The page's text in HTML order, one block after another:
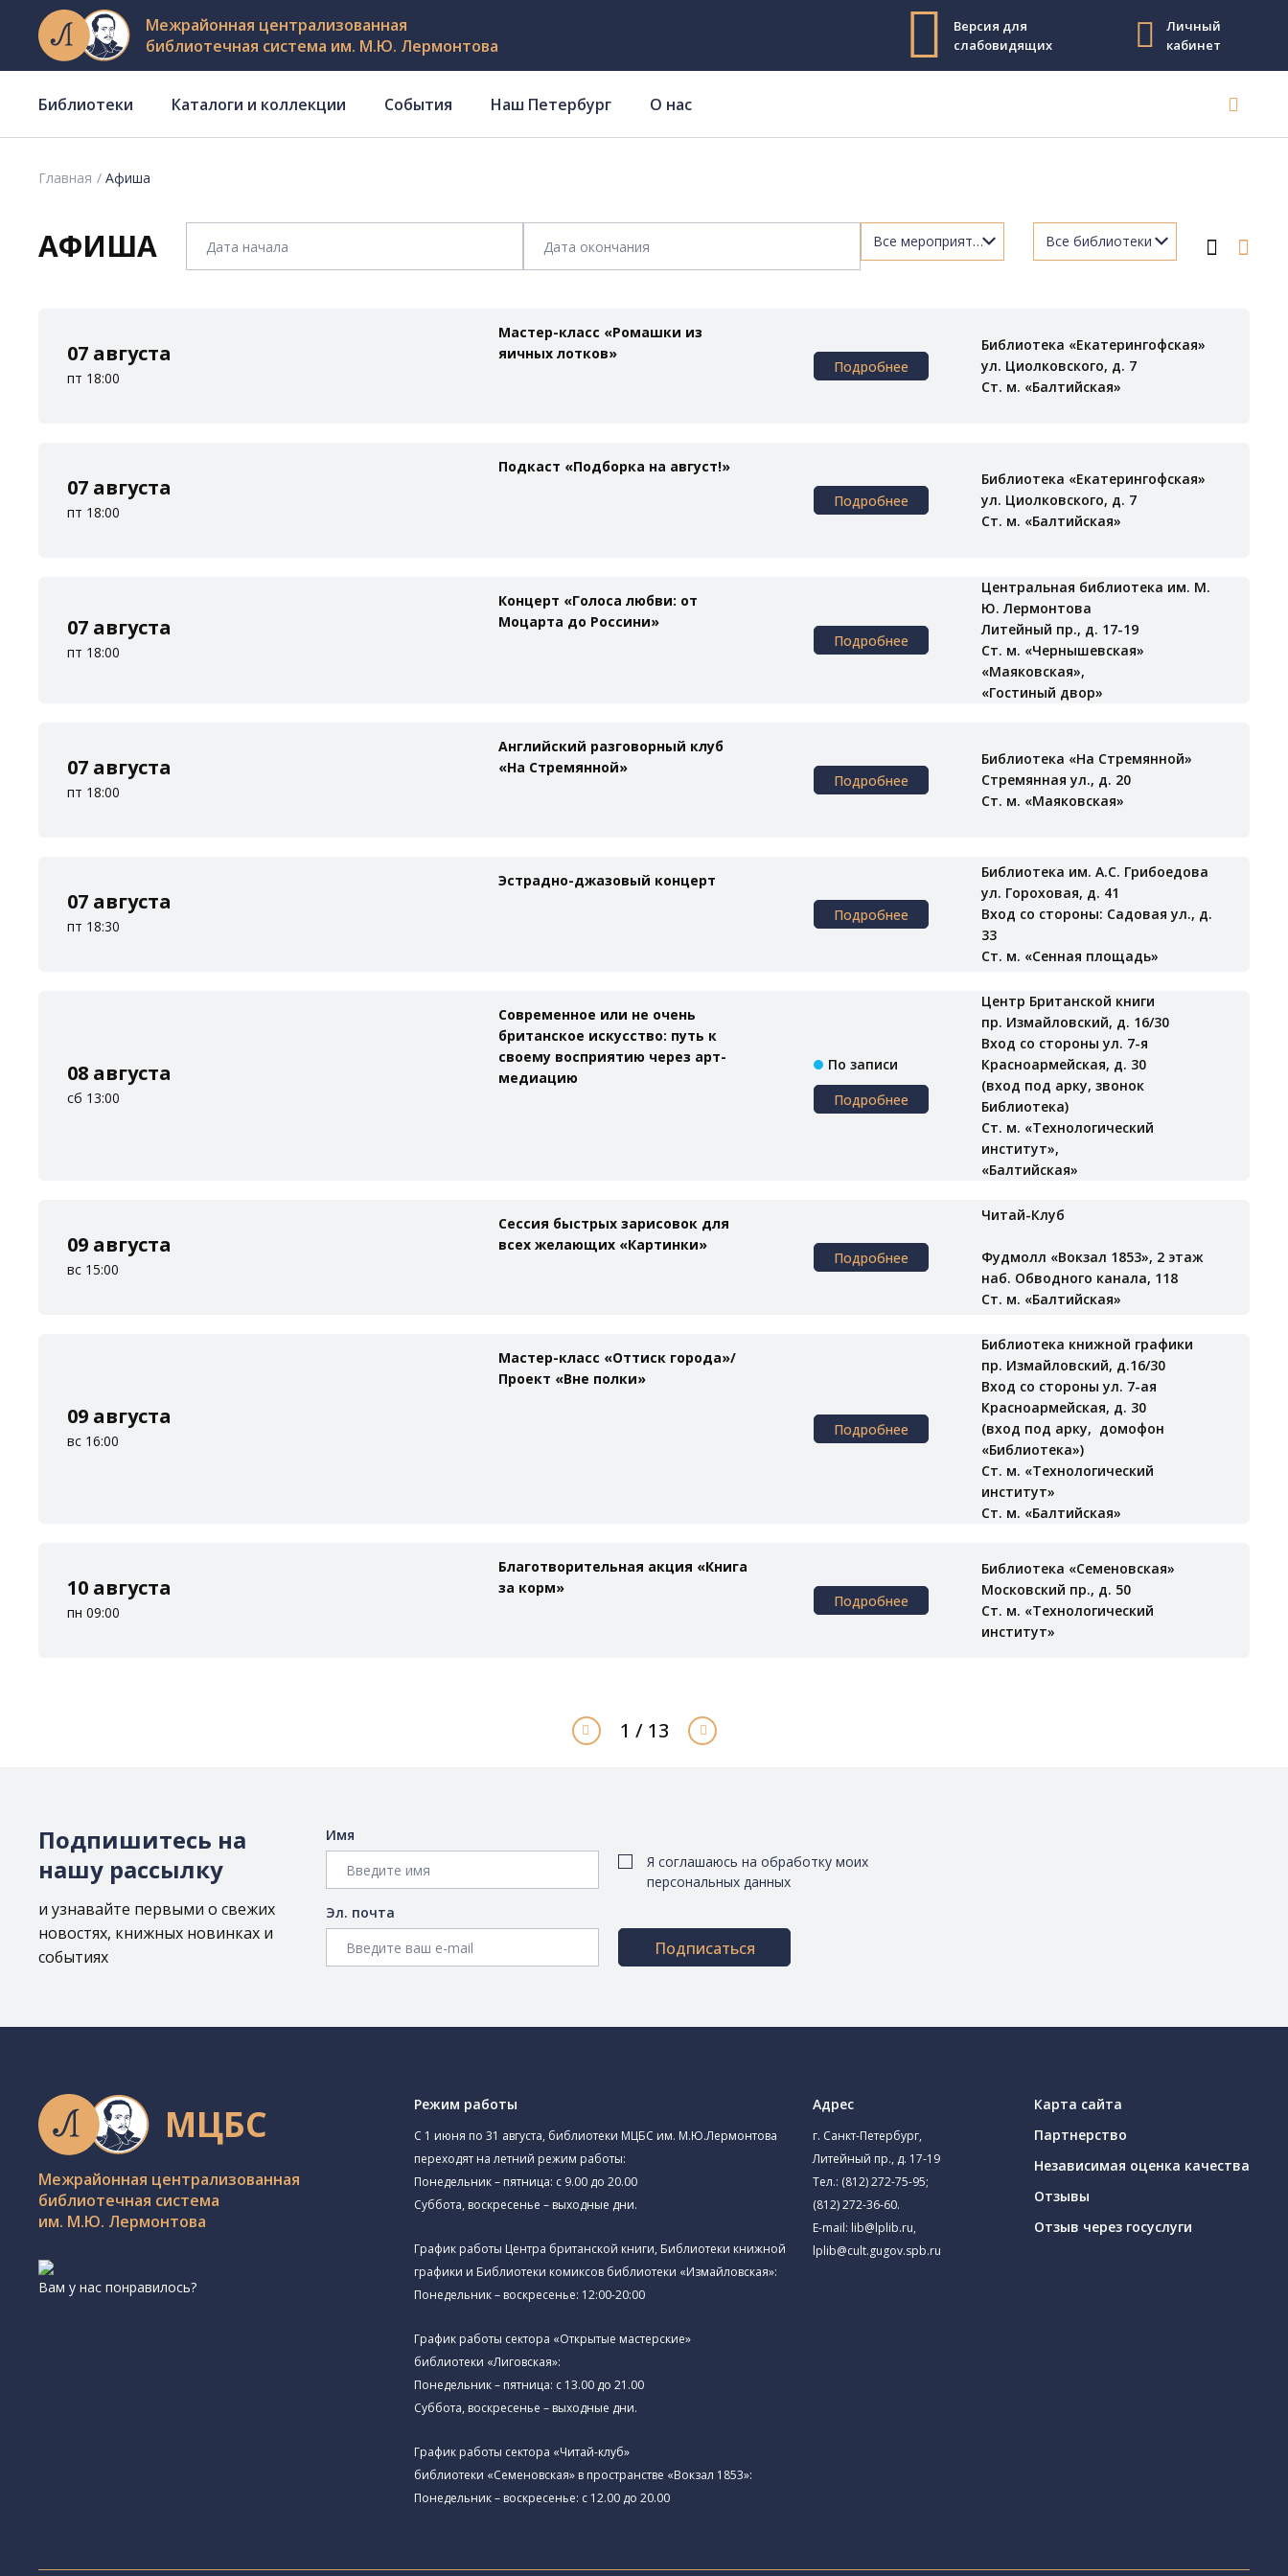
Межрайонная централизованная
библиотечная система им. М.Ю. Лермонтова
Версия для
слабовидящих
Личный
кабинет
Библиотеки Каталоги и коллекции События Наш Петербург О нас
Главная Афиша
АФИША
07 августа
пт 18:00
Мастер-класс «Ромашки из
яичных лотков»
Подробнее
Библиотека «Екатерингофская»
ул. Циолковского, д. 7
Ст. м. «Балтийская»
07 августа
пт 18:00
Подкаст «Подборка на август!»
Подробнее
Библиотека «Екатерингофская»
ул. Циолковского, д. 7
Ст. м. «Балтийская»
07 августа
пт 18:00
Концерт «Голоса любви: от
Моцарта до Россини»
Подробнее
Центральная библиотека им. М.
Ю. Лермонтова
Литейный пр., д. 17-19
Ст. м. «Чернышевская»
«Маяковская»,
«Гостиный двор»
07 августа
пт 18:00
Английский разговорный клуб
«На Стремянной»
Подробнее
Библиотека «На Стремянной»
Стремянная ул., д. 20
Ст. м. «Маяковская»
07 августа
пт 18:30
Эстрадно-джазовый концерт
Подробнее
Библиотека им. А.С. Грибоедова
ул. Гороховая, д. 41
Вход со стороны: Садовая ул., д.
33
Ст. м. «Сенная площадь»
08 августа
сб 13:00
Современное или не очень
британское искусство: путь к
своему восприятию через арт-
медиацию
По записи
Подробнее
Центр Британской книги
пр. Измайловский, д. 16/30
Вход со стороны ул. 7-я
Красноармейская, д. 30
(вход под арку, звонок
Библиотека)
Ст. м. «Технологический
институт»,
«Балтийская»
09 августа
вс 15:00
Сессия быстрых зарисовок для
всех желающих «Картинки»
Подробнее
Читай-Клуб
Фудмолл «Вокзал 1853», 2 этаж
наб. Обводного канала, 118
Ст. м. «Балтийская»
09 августа
вс 16:00
Мастер-класс «Оттиск города»/
Проект «Вне полки»
Подробнее
Библиотека книжной графики
пр. Измайловский, д.16/30
Вход со стороны ул. 7-ая
Красноармейская, д. 30
(вход под арку, домофон
«Библиотека»)
Ст. м. «Технологический
институт»
Ст. м. «Балтийская»
10 августа
пн 09:00
Благотворительная акция «Книга
за корм»
Подробнее
Библиотека «Семеновская»
Московский пр., д. 50
Ст. м. «Технологический
институт»
1 / 13
Подпишитесь на
нашу рассылку
и узнавайте первыми о свежих
новостях, книжных новинках и
событиях
Имя
Эл. почта
Я соглашаюсь на обработку моих
персональных данных
Подписаться
МЦБС
Межрайонная централизованная
библиотечная система
им. М.Ю. Лермонтова
Вам у нас понравилось?
Режим работы
C 1 июня по 31 августа, библиотеки МЦБС им. М.Ю.Лермонтова
переходят на летний режим работы:
Понедельник – пятница: с 9.00 до 20.00
Суббота, воскресенье – выходные дни.
График работы Центра британской книги, Библиотеки книжной
графики и Библиотеки комиксов библиотеки «Измайловская»:
Понедельник – воскресенье: 12:00-20:00
График работы сектора «Открытые мастерские»
библиотеки «Лиговская»:
Понедельник – пятница: с 13.00 до 21.00⁠
Суббота, воскресенье – выходные дни.
График работы сектора «Читай-клуб»
библиотеки «Семеновская» в пространстве «Вокзал 1853»:
Понедельник – воскресенье: с 12.00 до 20.00
Адрес
г. Санкт-Петербург,
Литейный пр., д. 17-19
Тел.: (812) 272-75-95;
(812) 272-36-60.
E-mail: lib@lplib.ru,
lplib@cult.gugov.spb.ru
Карта сайта
Партнерство
Независимая оценка качества
Отзывы
Отзыв через госуслуги